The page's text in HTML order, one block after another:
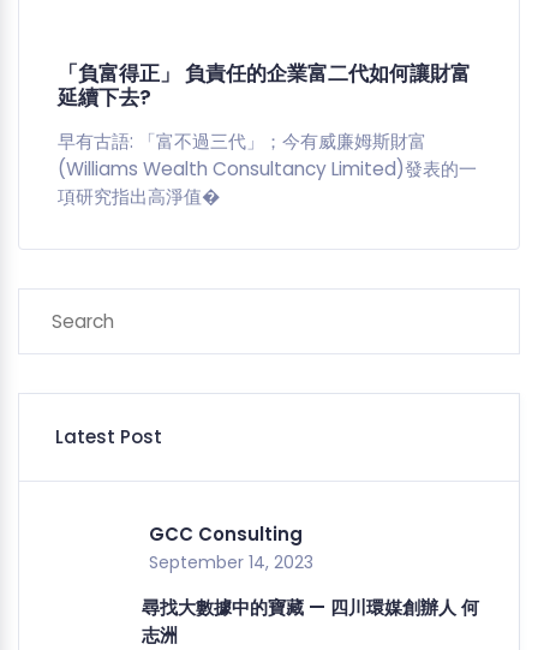
「負富得正」 負責任的企業富二代如何讓財富
延續下去?
早有古語: 「富不過三代」；今有威廉姆斯財富
(Williams Wealth Consultancy Limited)發表的一
項研究指出高淨值�
Latest Post
GCC Consulting
September 14, 2023
尋找大數據中的寶藏 — 四川環媒創辦人 何
志洲